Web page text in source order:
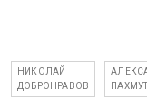
НИКОЛАЙ
ДОБРОНРАВОВ